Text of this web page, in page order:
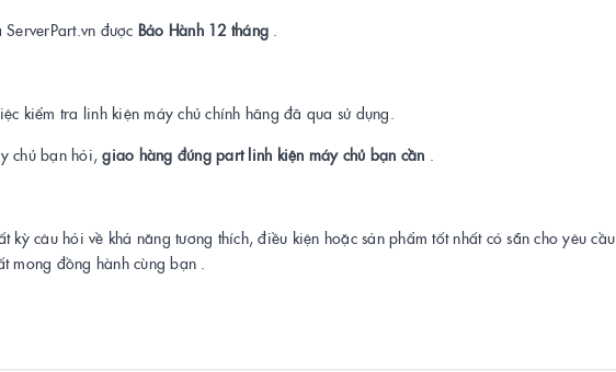
được Bảo Hành 12 tháng .
kiểm tra linh kiện máy chủ chính hãng đã qua sử dụng.
chủ bạn hỏi,giao hàng đúng part linh kiện máy chủ bạn cần .
câu hỏi về khả năng tương thích, điều kiện hoặc sản phẩm tốt nhất có sẵn cho yêu cầu
mong đồng hành cùng bạn .